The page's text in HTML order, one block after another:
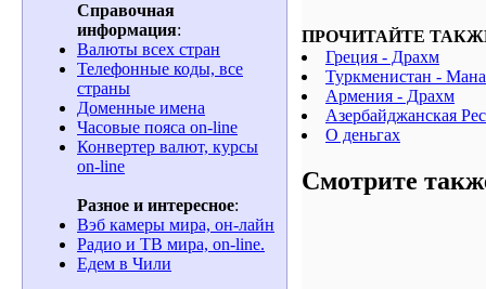
Справочная
информация:
Валюты всех стран
Телефонные коды, все
страны
Доменные имена
Часовые пояса on-line
Конвертер валют, курсы
on-line
Разное и интересное:
Вэб камеры мира, он-лайн
Радио и ТВ мира, on-line.
Едем в Чили
ПРОЧИТАЙТЕ
Греция - Драхм
Туркменистан -
Армения - Драхм
Азербайджанская
О деньгах
Смотрите